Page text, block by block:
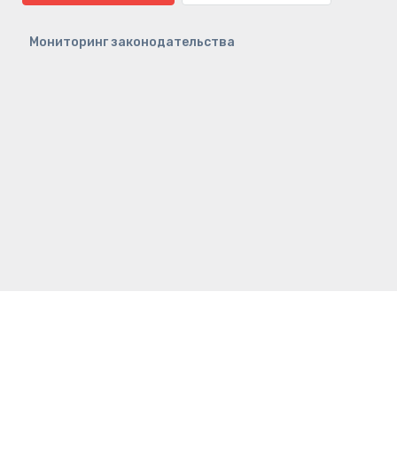
Мониторинг законодательства